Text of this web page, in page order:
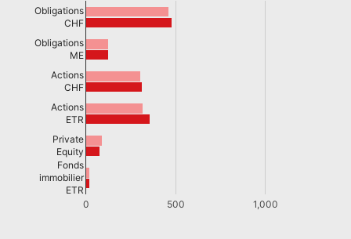
0 500 1,000
Obligations
CHF
Obligations
ME
Actions
CHF
Actions
ETR
Private
Equity
Fonds
immobilier
ETR